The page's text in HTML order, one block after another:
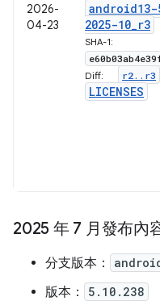
2026-
04-23
android13-
2025-10_r3
SHA-1:
Diff: r2. . r3
LICENSES
2025 年 7 月發布內
分支版本：
版本：
5.10.238